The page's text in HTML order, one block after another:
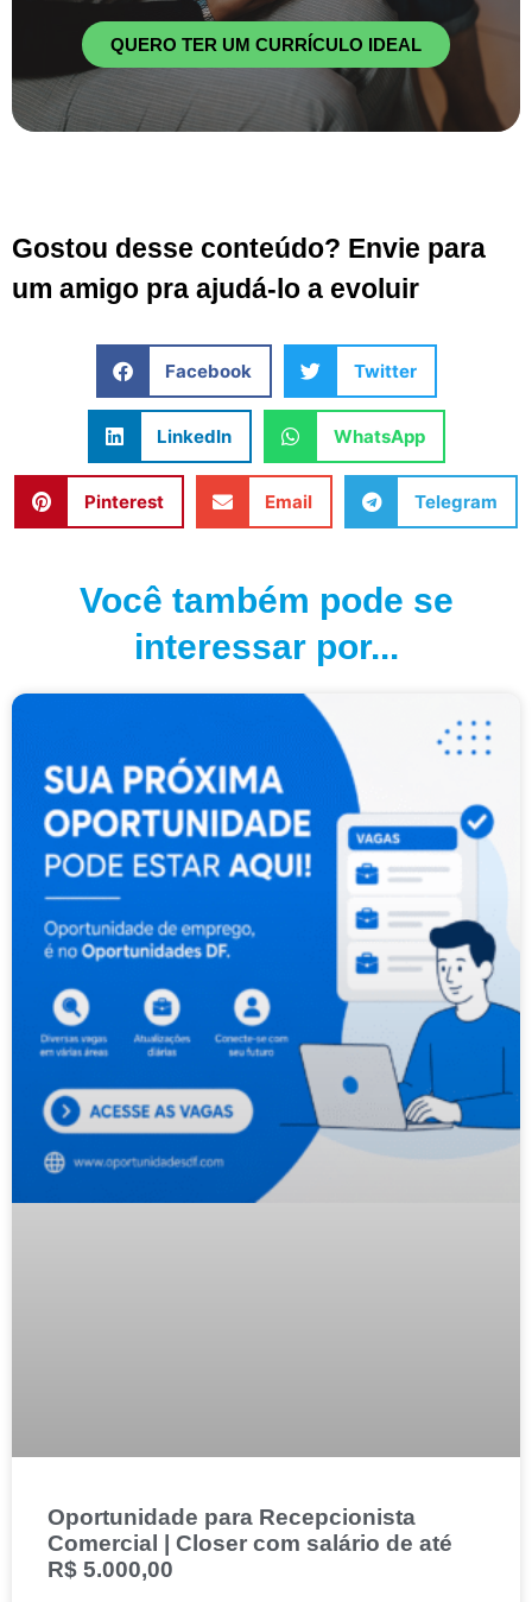
QUERO TER UM CURRÍCULO IDEAL
Gostou desse conteúdo? Envie para
um amigo pra ajudá-lo a evoluir
Facebook Twitter
LinkedIn WhatsApp
Pinterest Email Telegram
Você também pode se
interessar por...
Oportunidade para Recepcionista
Comercial | Closer com salário de até
R$ 5.000,00